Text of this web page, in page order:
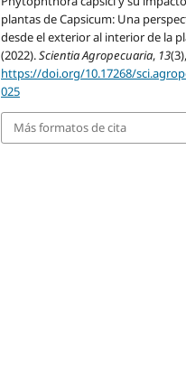
plantas de Capsicum: Una
desde el exterior al interior de la
(2022).Scientia Agropecuaria, 13
https://doi.org/10.17268/
025
Más formatos de cita